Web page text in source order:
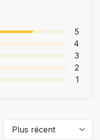
5
4
3
2
1